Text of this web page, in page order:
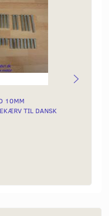
10MM
TIL DANSK